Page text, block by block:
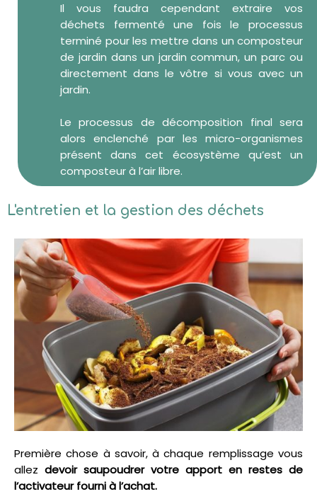
Il vous faudra cependant extraire vos
déchets fermenté une fois le processus
terminé pour les mettre dans un composteur
de jardin dans un jardin commun, un parc ou
directement dans le vôtre si vous avec un
jardin.
Le processus de décomposition final sera
alors enclenché par les micro-organismes
présent dans cet écosystème qu’est un
composteur à l’air libre.
L'entretien et la gestion des déchets​
Première chose à savoir, à chaque remplissage vous
allez devoir saupoudrer votre apport en restes de
l’activateur fourni à l’achat.